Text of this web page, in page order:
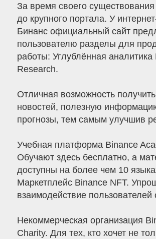
За время своего существования
до крупного портала. У
Бинанс официальный сайт
пользователю разделы для
работы: Углублённая аналитика
Research.
Отличная возможность
новостей, полезную
прогнозы, тем самым улучшив
Учебная платформа Binance
Обучают здесь бесплатно, а
доступны на более чем 10
Маркетплейс Binance NFT.
взаимодействие пользователей
Некоммерческая организация
Charity. Для тех, кто хочет не